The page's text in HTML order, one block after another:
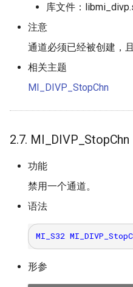
库文件：
注意
通道必须已经被创建，
相关主题
MI_DIVP_StopChn
2.7. MI_DIVP_StopChn
功能
禁用一个通道。
语法
形参